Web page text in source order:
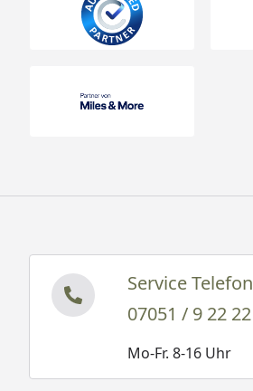
Service Telefon
07051 / 9 22 22
Mo-Fr. 8-16 Uhr